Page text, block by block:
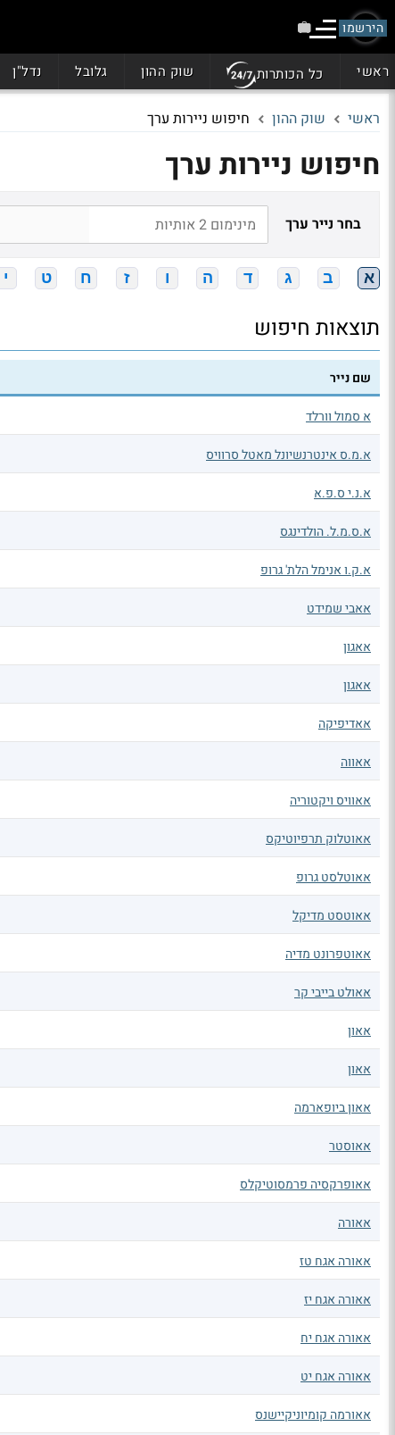
הירשמו
ראשי כל הכותרות שוק ההון גלובל נדל"ן
ראשי שוק ההון חיפוש ניירות ערך
חיפוש ניירות ערך
בחר נייר ערך
א ב ג ד ה ו ז ח ט י
תוצאות חיפוש
שם נייר
א סמול וורלד
א.מ.ס אינטרנשיונל מאטל סרוויס
א.נ.י ס.פ.א
א.ס.מ.ל. הולדינגס
א.ק.ו אנימל הלת' גרופ
אאבי שמידט
אאגון
אאגון
אאדיפיקה
אאווה
אאוויס ויקטוריה
אאוטלוק תרפיוטיקס
אאוטלסט גרופ
אאוטסט מדיקל
אאוטפרונט מדיה
אאולט בייבי קר
אאון
אאון
אאון ביופארמה
אאוסטר
אאופרקסיה פרמסוטיקלס
אאורה
אאורה אגח טז
אאורה אגח יז
אאורה אגח יח
אאורה אגח יט
אאורמה קומיוניקיישנס